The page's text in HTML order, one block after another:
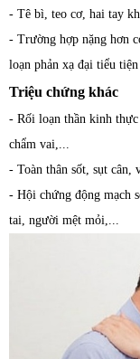
- Tê bì, teo cơ, hai tay
- Trường hợp nặng hơn
loạn phản xạ đại tiểu tiện
Triệu chứng khác
- Rối loạn thần kinh
chẩm vai,...
- Toàn thân sốt, sụt cân,
- Hội chứng động mạch
tai, người mệt mỏi,...